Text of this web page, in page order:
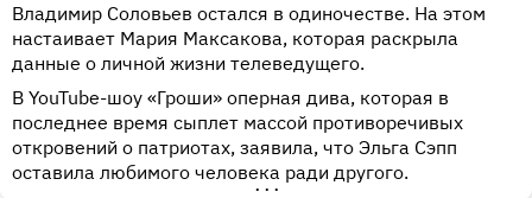
Владимир Соловьев остался в одиночестве. На этом
настаивает Мария Максакова, которая раскрыла
данные о личной жизни телеведущего.
В YouTube-шоу «Гроши» оперная дива, которая в
последнее время сыплет массой противоречивых
откровений о патриотах, заявила, что Эльга Сэпп
оставила любимого человека ради другого.
•••